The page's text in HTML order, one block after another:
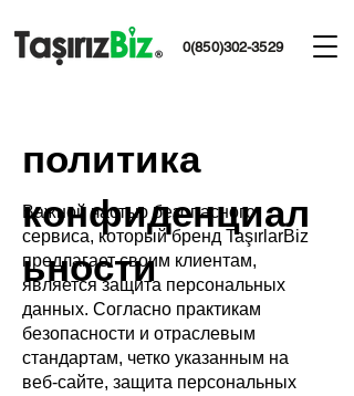
0(850)302-3529
Важной частью безопасного
сервиса, который бренд TaşırlarBiz
предлагает своим клиентам,
является защита персональных
данных. Согласно практикам
безопасности и отраслевым
стандартам, четко указанным на
веб-сайте, защита персональных
политика
конфиденциал
ьности